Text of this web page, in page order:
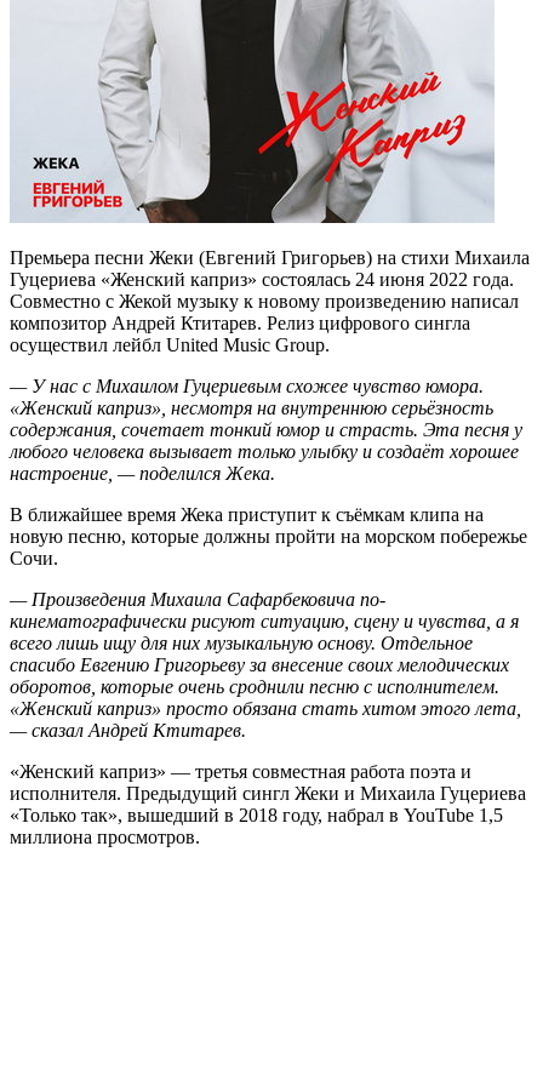
Премьера песни Жеки (Евгений Григорьев) на стихи Михаила
Гуцериева «Женский каприз» состоялась 24 июня 2022 года.
Совместно с Жекой музыку к новому произведению написал
композитор Андрей Ктитарев. Релиз цифрового сингла
осуществил лейбл United Music Group.
— У нас с Михаилом Гуцериевым схожее чувство юмора.
«Женский каприз», несмотря на внутреннюю серьёзность
содержания, сочетает тонкий юмор и страсть. Эта песня у
любого человека вызывает только улыбку и создаёт хорошее
настроение, — поделился Жека.
В ближайшее время Жека приступит к съёмкам клипа на
новую песню, которые должны пройти на морском побережье
Сочи.
— Произведения Михаила Сафарбековича по-
кинематографически рисуют ситуацию, сцену и чувства, а я
всего лишь ищу для них музыкальную основу. Отдельное
спасибо Евгению Григорьеву за внесение своих мелодических
оборотов, которые очень сроднили песню с исполнителем.
«Женский каприз» просто обязана стать хитом этого лета,
— сказал Андрей Ктитарев.
«Женский каприз» — третья совместная работа поэта и
исполнителя. Предыдущий сингл Жеки и Михаила Гуцериева
«Только так», вышедший в 2018 году, набрал в YouTube 1,5
миллиона просмотров.